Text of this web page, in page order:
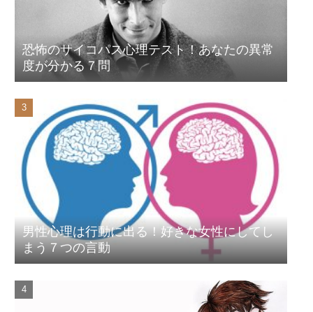
恐怖のサイコパス心理テスト！あなたの異常
度が分かる７問
男性心理は行動に出る！好きな女性にしてし
まう７つの言動